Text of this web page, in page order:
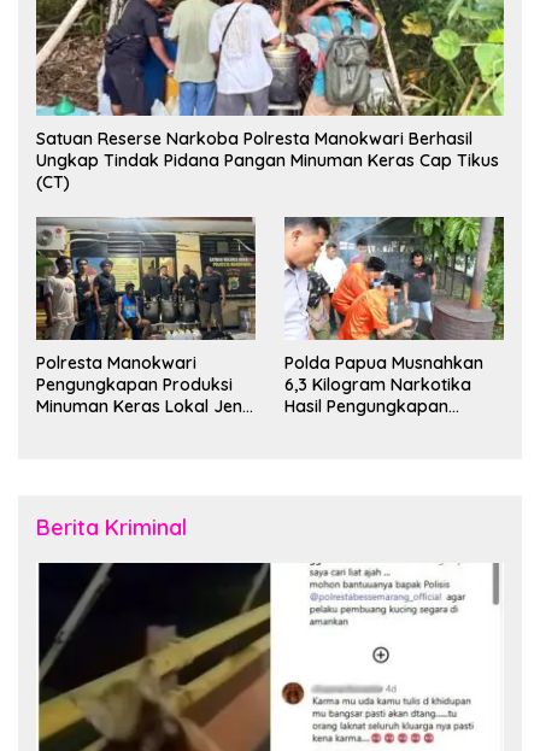
Satuan Reserse Narkoba Polresta Manokwari Berhasil
Ungkap Tindak Pidana Pangan Minuman Keras Cap Tikus
(CT)
Polresta Manokwari
Pengungkapan Produksi
Minuman Keras Lokal Jenis
Polda Papua Musnahkan
6,3 Kilogram Narkotika
Hasil Pengungkapan
Berita Kriminal